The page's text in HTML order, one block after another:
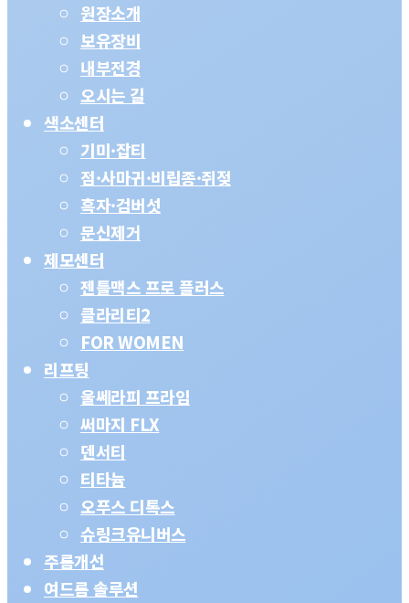
원장소개
보유장비
내부전경
오시는 길
색소센터
기미·잡티
점·사마귀·비립종·쥐젖
흑자·검버섯
문신제거
제모센터
젠틀맥스 프로 플러스
클라리티2
FOR WOMEN
리프팅
울쎄라피 프라임
써마지 FLX
덴서티
티타늄
오푸스 디톡스
슈링크유니버스
주름개선
여드름 솔루션